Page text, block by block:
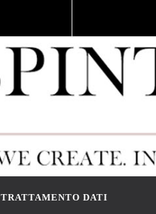
TRATTAMENTO DATI